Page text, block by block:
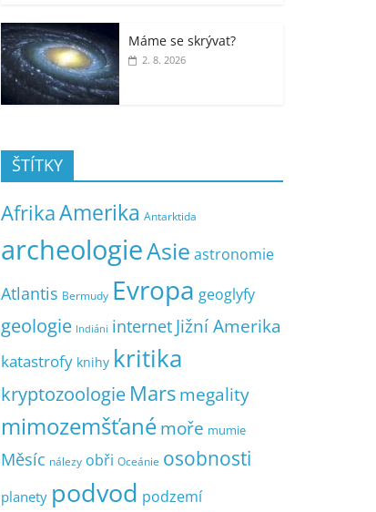
Máme se skrývat?
2. 8. 2026
ŠTÍTKY
AfrikaAmerika Antarktida
archeologieAsie astronomie
Atlantis Bermudy Evropa geoglyfy
geologie Indiáni internet Jižní Amerika
katastrofy knihy kritika
kryptozoologie Marsmegality
mimozemšťanémoře mumie
Měsíc nálezy obři Oceánie osobnosti
planety podvod podzemí